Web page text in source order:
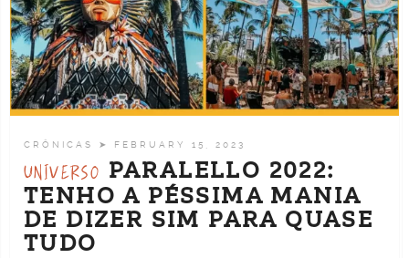
CRÔNICAS ➤ FEBRUARY 15, 2023
UNIVERSO PARALELLO 2022:
TENHO A PÉSSIMA MANIA
DE DIZER SIM PARA QUASE
TUDO